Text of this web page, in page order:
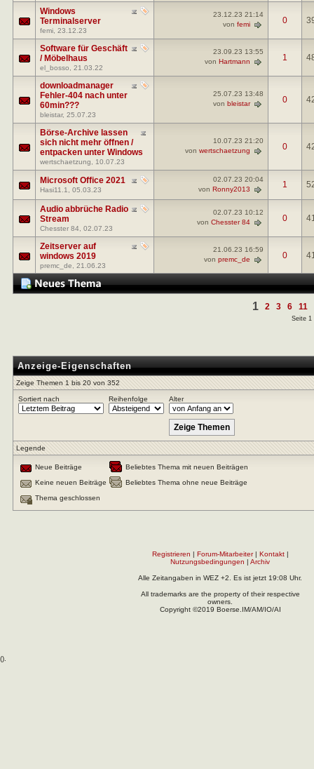
Windows
Terminalserver
femi , 23.12.23
23.12.23 21:14
von femi 0
Software für Geschäft
/ Möbelhaus
el_bosso , 21.03.22
23.09.23 13:55
von Hartmann 1
downloadmanager
Fehler-404 nach unter
60min???
bleistar, 25.07.23
25.07.23 13:48
von bleistar 0
Börse-Archive lassen
sich nicht mehr öffnen /
entpacken unter Windows
wertschaetzung , 10.07.23
10.07.23 21:20
von wertschaetzung 0
Microsoft Office 2021
Hasi11.1 , 05.03.23
02.07.23 20:04
von Ronny2013 1
Audio abbrüche Radio
Stream
Chesster 84 , 02.07.23
02.07.23 10:12
von Chesster 84 0
Zeitserver auf
windows 2019
premc_de , 21.06.23
21.06.23 16:59
von premc_de 0
1 2 3 6 11
Seite 1
Anzeige-Eigenschaften
Zeige Themen 1 bis 20 von 352
Sortiert nach Reihenfolge Alter
Legende
Neue Beiträge
Beliebtes Thema mit neuen Beiträgen
Keine neuen Beiträge
Beliebtes Thema ohne neue Beiträge
Thema geschlossen
Registrieren | Forum-Mitarbeiter| Kontakt|
Nutzungsbedingungen | Archiv
Alle Zeitangaben in WEZ +2. Es ist jetzt 19:08 Uhr.
All trademarks are the property of their respective
owners.
Copyright ©2019 Boerse.IM/AM/IO/AI
().